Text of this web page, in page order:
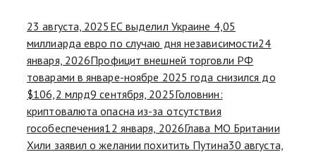
23 августа, 2025 ЕС выделил Украине 4,05
миллиарда евро по случаю дня независимости24
января, 2026Профицит внешней торговли РФ
товарами в январе-ноябре 2025 года снизился до
$106,2 млрд9 сентября, 2025Головнин:
криптовалюта опасна из-за отсутствия
гособеспечения12 января, 2026Глава МО Британии
Хили заявил о желании похитить Путина30 августа,